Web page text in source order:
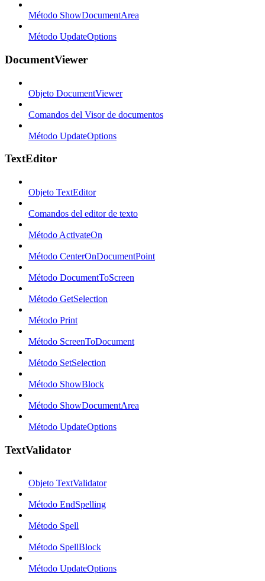
Método ShowDocumentArea
Método UpdateOptions
DocumentViewer
Objeto DocumentViewer
Comandos del Visor de documentos
Método UpdateOptions
TextEditor
Objeto TextEditor
Comandos del editor de texto
Método ActivateOn
Método CenterOnDocumentPoint
Método DocumentToScreen
Método GetSelection
Método Print
Método ScreenToDocument
Método SetSelection
Método ShowBlock
Método ShowDocumentArea
Método UpdateOptions
TextValidator
Objeto TextValidator
Método EndSpelling
Método Spell
Método SpellBlock
Método UpdateOptions